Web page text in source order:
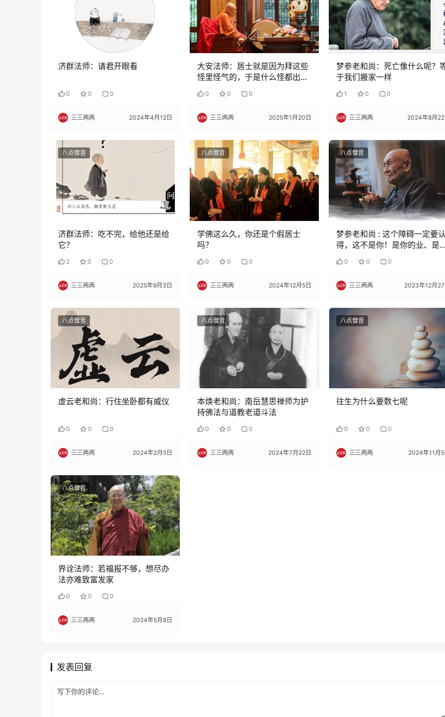
济群法师：请君开眼看
0 0 0
三三两两 2024年4月12日
大安法师：居士就是因为拜这些
怪里怪气的，于是什么怪都出来
了
0 0 0
三三两两 2025年1月20日
梦参老和尚：死亡像什么呢？
于我们搬家一样
1 0 0
三三两两 2024年8月
八点僧音
济群法师：吃不完，给他还是给
它？
2 0 0
三三两两 2025年9月3日
八点僧音
学佛这么久，你还是个假居士
吗？
0 0 0
三三两两 2024年12月5日
八点僧音
梦参老和尚 : 这个障碍一定要
得，这不是你！是你的业、是
0 0 0
三三两两 2023年12月
八点僧音
虚云老和尚：行住坐卧都有威仪
0 0 0
三三两两 2024年2月5日
八点僧音
本焕老和尚：南岳慧思禅师为护
持佛法与道教老道斗法
0 0 0
三三两两 2024年7月22日
八点僧音
往生为什么要数七呢
0 0 0
三三两两 2024年11月
八点僧音
界诠法师：若福报不够，想尽办
法亦难致富发家
0 0 0
三三两两 2024年5月8日
发表回复